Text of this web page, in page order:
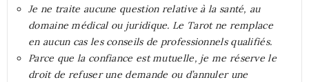
Je ne traite aucune question relative à la santé, au
domaine médical ou juridique. Le Tarot ne remplace
en aucun cas les conseils de professionnels qualifiés.
Parce que la confiance est mutuelle, je me réserve le
droit de refuser une demande ou d’annuler une